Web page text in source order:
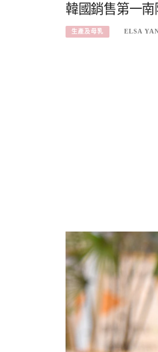
韓國銷售第一
生產及母乳 ELSA